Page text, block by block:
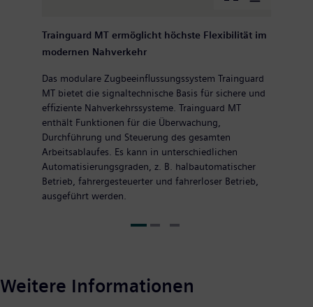
Trainguard MT ermöglicht höchste Flexibilität im
modernen Nahverkehr
Das modulare Zugbeeinflussungssystem Trainguard
MT bietet die signaltechnische Basis für sichere und
effiziente Nahverkehrssysteme. Trainguard MT
enthält Funktionen für die Überwachung,
Durchführung und Steuerung des gesamten
Arbeitsablaufes. Es kann in unterschiedlichen
Automatisierungsgraden, z. B. halbautomatischer
Betrieb, fahrergesteuerter und fahrerloser Betrieb,
ausgeführt werden.
Weitere Informationen